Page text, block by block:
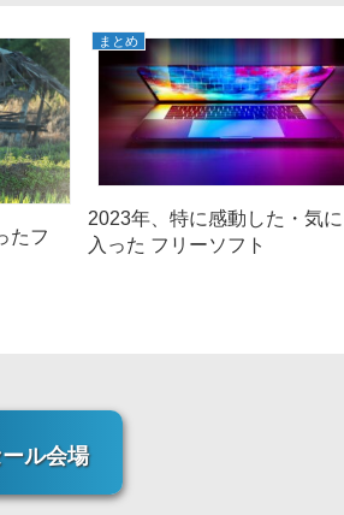
たフ
まとめ
2023年、特に感動した・気に
入った フリーソフト
ル会場